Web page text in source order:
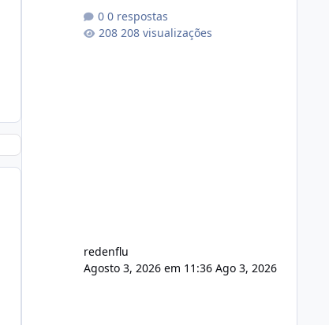
publico para consulta de sub.dominio
autorizado a usasr o isistem:
0 respostas
208 visualizações
redenflu
Agosto 3, 2026 em 11:36 Ago 3, 2026